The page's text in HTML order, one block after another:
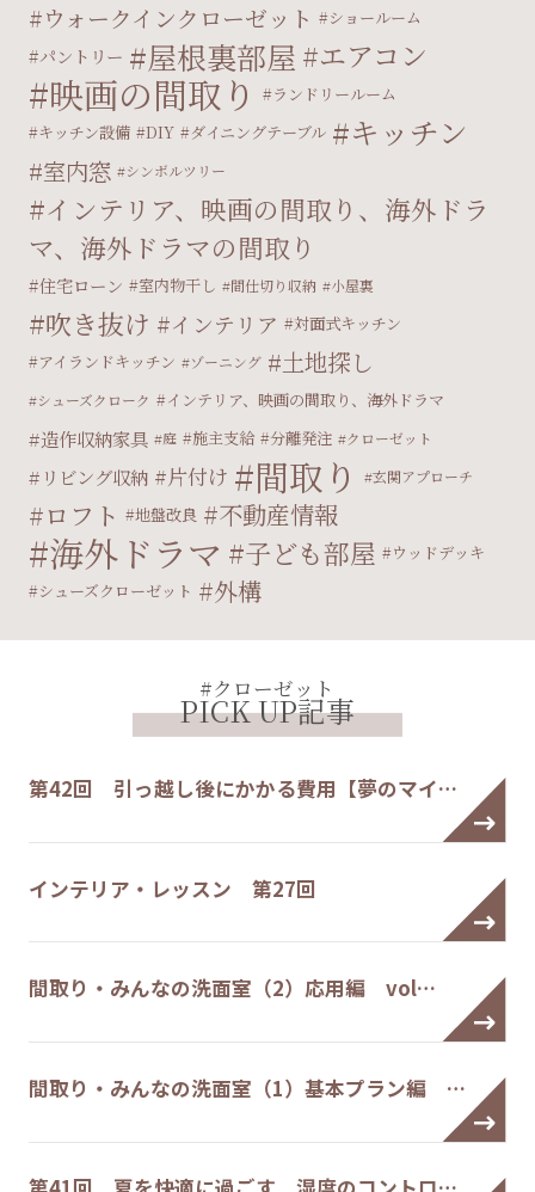
ウォークインクローゼット ショールーム
パントリー 屋根裏部屋 エアコン
映画の間取り
ランドリールーム
キッチン設備
DIY ダイニングテーブル キッチン
室内窓 シンボルツリー
インテリア、映画の間取り、海外ドラ
マ、海外ドラマの間取り
住宅ローン 室内物干し 間仕切り収納 小屋裏
吹き抜け インテリア
対面式キッチン
アイランドキッチン
ゾーニング 土地探し
シューズクローク インテリア、映画の間取り、海外ドラマ
造作収納家具 庭 施主支給 分離発注 クローゼット
リビング収納 片付け 間取り 玄関アプローチ
ロフト 地盤改良 不動産情報
海外ドラマ 子ども部屋
ウッドデッキ
シューズクローゼット
外構
#クローゼット
PICK UP記事
第42回 引っ越し後にかかる費用【夢のマイ…
インテリア・レッスン 第27回
間取り・みんなの洗面室（2）応用編 vol…
間取り・みんなの洗面室（1）基本プラン編 …